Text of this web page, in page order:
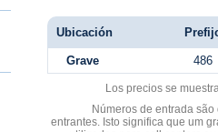
Ubicación
Grave 486
Los precios se
Números de entrada
entrantes. Isto significa que um